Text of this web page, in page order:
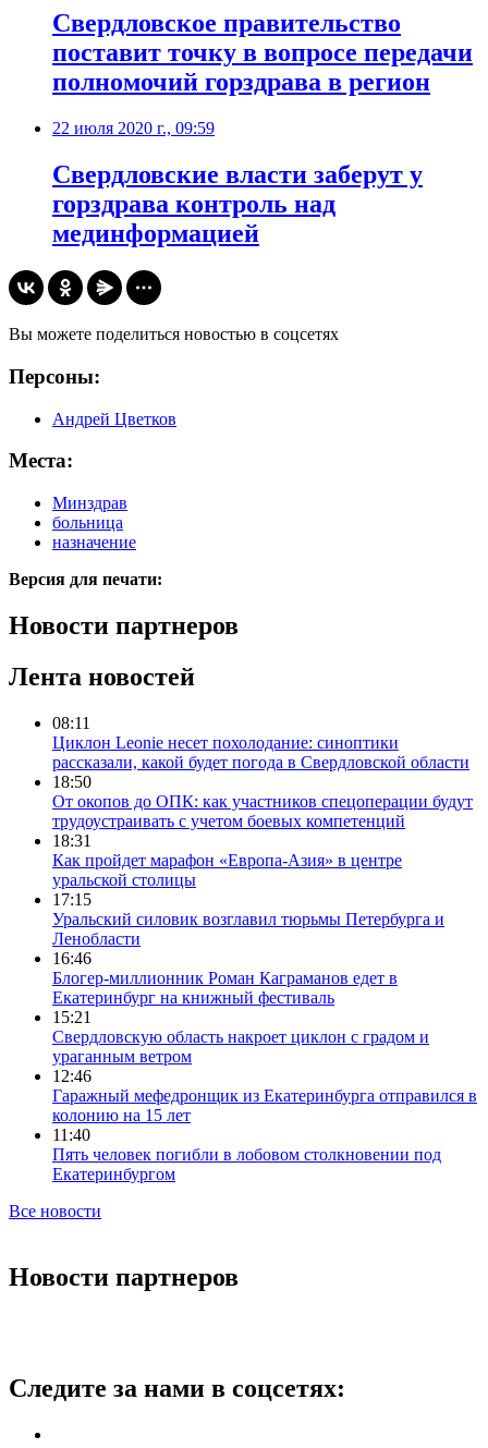
Свердловское правительство
поставит точку в вопросе передачи
полномочий горздрава в регион
22 июля 2020 г., 09:59
Свердловские власти заберут у
горздрава контроль над
мединформацией
Вы можете поделиться новостью в соцсетях
Персоны:
Андрей Цветков
Места:
Минздрав
больница
назначение
Версия для печати:
Новости партнеров
Лента новостей
08:11
Циклон Leonie несет похолодание: синоптики
рассказали, какой будет погода в Свердловской области
18:50
От окопов до ОПК: как участников спецоперации будут
трудоустраивать с учетом боевых компетенций
18:31
Как пройдет марафон «Европа-Азия» в центре
уральской столицы
17:15
Уральский силовик возглавил тюрьмы Петербурга и
Ленобласти
16:46
Блогер-миллионник Роман Каграманов едет в
Екатеринбург на книжный фестиваль
15:21
Свердловскую область накроет циклон с градом и
ураганным ветром
12:46
Гаражный мефедронщик из Екатеринбурга отправился в
колонию на 15 лет
11:40
Пять человек погибли в лобовом столкновении под
Екатеринбургом
Все новости
Новости партнеров
Следите за нами в соцсетях: